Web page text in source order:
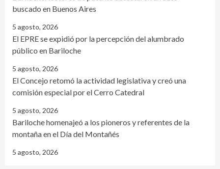
buscado en Buenos Aires
5 agosto, 2026
El EPRE se expidió por la percepción del alumbrado
público en Bariloche
5 agosto, 2026
El Concejo retomó la actividad legislativa y creó una
comisión especial por el Cerro Catedral
5 agosto, 2026
Bariloche homenajeó a los pioneros y referentes de la
montaña en el Día del Montañés
5 agosto, 2026